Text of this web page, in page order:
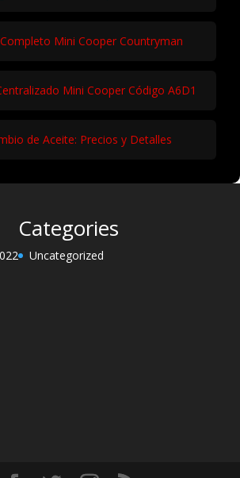
Mini Cooper Countryman
Mini Cooper Código A6D1
de Aceite: Precios y Detalles
Categories
Uncategorized